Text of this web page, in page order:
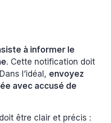
à informer le
. Cette notification doit
l’idéal, envoyez
avec accusé de
être clair et précis :